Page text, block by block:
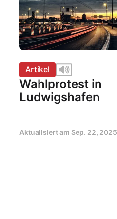
Artikel
Wahlprotest in
Ludwigshafen
Aktualisiert am Sep. 22, 2025